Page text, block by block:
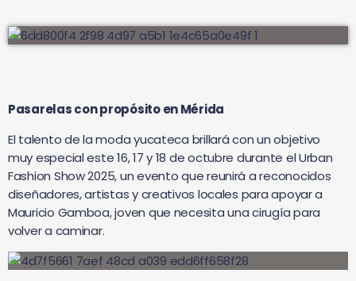
Pasarelas con propósito en Mérida
El talento de la moda yucateca brillará con un objetivo
muy especial este 16, 17 y 18 de octubre durante el Urban
Fashion Show 2025, un evento que reunirá a reconocidos
diseñadores, artistas y creativos locales para apoyar a
Mauricio Gamboa, joven que necesita una cirugía para
volver a caminar.